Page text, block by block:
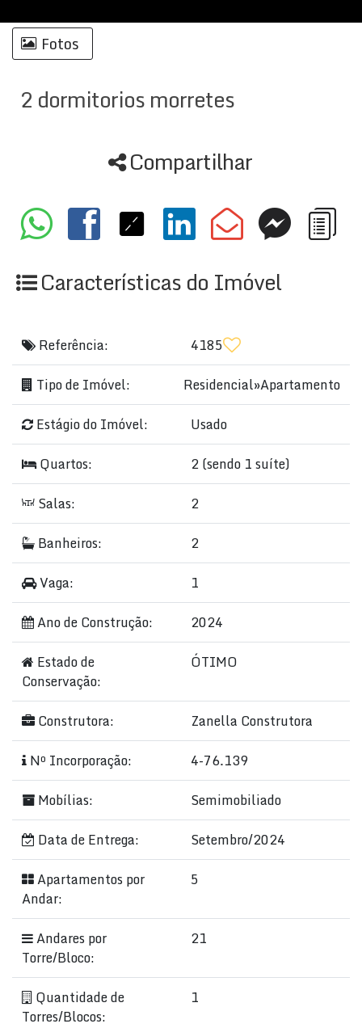
Fotos
2 dormitorios morretes
Compartilhar
Características do Imóvel
Referência:
4185
Tipo de Imóvel:
Residencial»Apartamento
Estágio do Imóvel:
Usado
Quartos:
2 (sendo 1 suíte)
Salas:
2
Banheiros:
2
Vaga:
1
Ano de Construção:
2024
Estado de
Conservação:
ÓTIMO
Construtora:
Zanella Construtora
Nº Incorporação:
4-76.139
Mobílias:
Semimobiliado
Data de Entrega:
Setembro/2024
Apartamentos por
Andar:
5
Andares por
Torre/Bloco:
21
Quantidade de
Torres/Blocos:
1